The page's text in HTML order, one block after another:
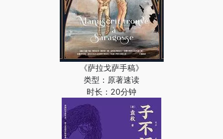
《萨拉戈萨手稿》
类型：原著速读
时长：20分钟